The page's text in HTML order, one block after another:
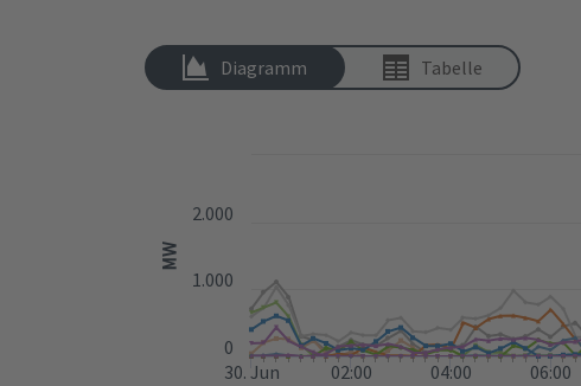
Diagramm Tabelle
MW
30. Jun 02:00 04:00 06:00
0
1.000
2.000